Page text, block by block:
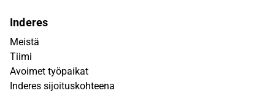
Inderes
Meistä
Tiimi
Avoimet työpaikat
Inderes sijoituskohteena